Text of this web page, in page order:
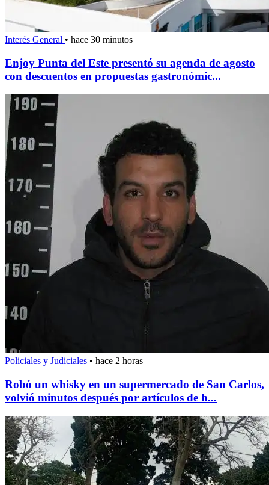
Interés General • hace 30 minutos
Enjoy Punta del Este presentó su agenda de agosto
con descuentos en propuestas gastronómic...
Policiales y Judiciales • hace 2 horas
Robó un whisky en un supermercado de San Carlos,
volvió minutos después por artículos de h...